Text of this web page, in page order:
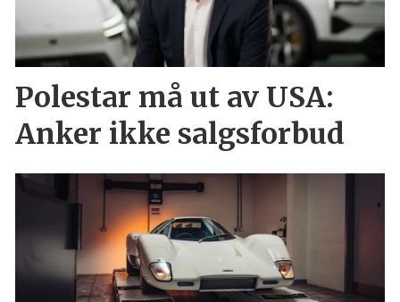
Polestar må ut av USA:
Anker ikke salgsforbud